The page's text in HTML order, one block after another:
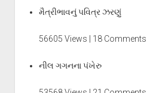
મૈત્રીભાવનું પવિત્ર ઝરણું
56605 Views | 18 Comments
નીલ ગગનના પંખેરુ